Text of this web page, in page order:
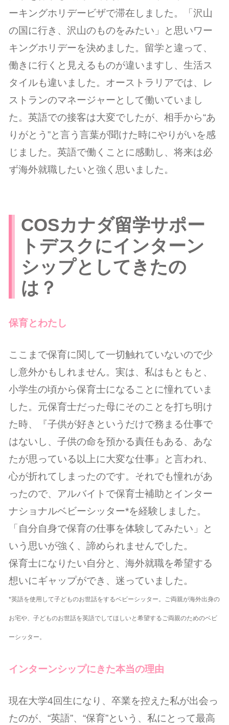
ーキングホリデービザで滞在しました。
「沢山
の国に行き、沢山のものをみたい」と思いワー
キングホリデーを決めました。 留学と違って、
働きに行くと見えるものが違いますし、生活ス
タイルも違いました。オーストラリアでは、レ
ストランのマネージャーとして働いていまし
た。英語での接客は大変でしたが、相手から“あ
りがとう”と言う言葉が聞けた時にやりがいを感
じました。英語で働くことに感動し、将来は必
ず海外就職したいと強く思いました。
COSカナダ留学サポー
トデスクにインターン
シップとしてきたの
は？
保育とわたし
ここまで保育に関して一切触れていないので少
し意外かもしれません。実は、私はもともと、
小学生の頃から保育士になることに憧れていま
した。元保育士だった母にそのことを打ち明け
た時、『子供が好きというだけで務まる仕事で
はないし、子供の命を預かる責任もある、あな
たが思っている以上に大変な仕事』と言われ、
心が折れてしまったのです。それでも憧れがあ
ったので、アルバイトで保育士補助とインター
ナショナルベビーシッター*を経験しました。
「自分自身で保育の仕事を体験してみたい」と
いう思いが強く、諦められませんでした。
保育士になりたい自分と、海外就職を希望する
想いにギャップができ、迷っていました。
*英語を使用して子どものお世話をするベビーシッター。ご両親が海外出身の
お宅や、子どものお世話を英語でしてほしいと希望するご両親のためのベビ
ーシッター。
インターンシップにきた本当の理由
現在大学4回生になり、卒業を控えた私が出会っ
たのが、“英語”、“保育”という、私にとって最高